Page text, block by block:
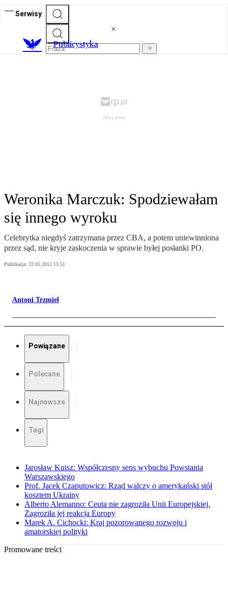
Serwisy
Publicystyka
Weronika Marczuk: Spodziewałam
się innego wyroku
Celebrytka niegdyś zatrzymana przez CBA, a potem uniewinniona
przez sąd, nie kryje zaskoczenia w sprawie byłej posłanki PO.
Publikacja: 22.05.2012 15:51
Antoni Trzmiel
Powiązane
Polecane
Najnowsze
Tagi
Jarosław Kuisz: Współczesny sens wybuchu Powstania
Warszawskiego
Prof. Jacek Czaputowicz: Rząd walczy o amerykański stół
kosztem Ukrainy
Alberto Alemanno: Ceuta nie zagroziła Unii Europejskiej.
Zagroziła jej reakcja Europy
Marek A. Cichocki: Kraj pozorowanego rozwoju i
amatorskiej polityki
Promowane treści